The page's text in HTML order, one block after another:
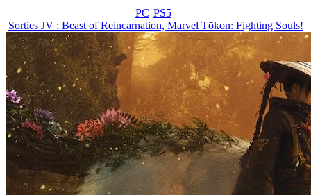
PC PS5
Sorties JV : Beast of Reincarnation, Marvel Tōkon: Fighting Souls!